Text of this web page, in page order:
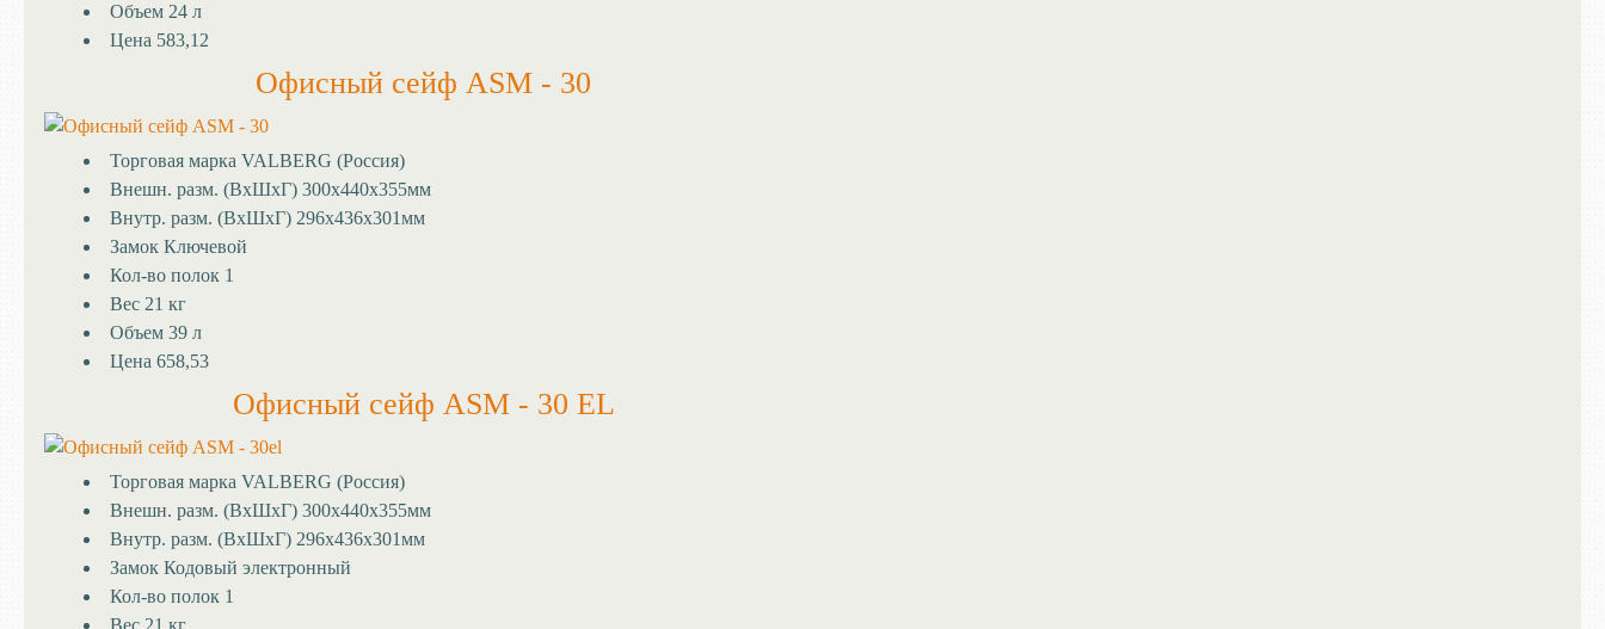
Объем 24 л
Цена 583,12
Офисный сейф ASM - 30
Торговая марка VALBERG (Россия)
Внешн. разм. (ВхШхГ) 300х440х355мм
Внутр. разм. (ВхШхГ) 296х436х301мм
Замок Ключевой
Кол-во полок 1
Вес 21 кг
Объем 39 л
Цена 658,53
Офисный сейф ASM - 30 EL
Торговая марка VALBERG (Россия)
Внешн. разм. (ВхШхГ) 300х440х355мм
Внутр. разм. (ВхШхГ) 296х436х301мм
Замок Кодовый электронный
Кол-во полок 1
Вес 21 кг